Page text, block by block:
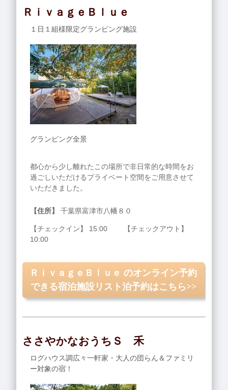
ＲｉｖａｇｅＢｌｕｅ
１日１組様限定グランピング施設
グランピング全景
都心から少し離れたこの場所で非日常的な時間をお
過ごしいただけるプライベート空間をご用意させて
いただきました。
【住所】 千葉県富津市八幡８０
【チェックイン】 15:00 【チェックアウト】
10:00
ＲｉｖａｇｅＢｌｕｅ のオンライン予約
できる宿泊施設リスト泊予約はこちら>>
ささやかなおうちＳ 禾
ログハウス調広々一軒家・大人の団らん＆ファミリ
ー対象の宿！